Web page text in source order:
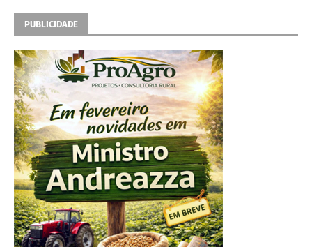
PUBLICIDADE